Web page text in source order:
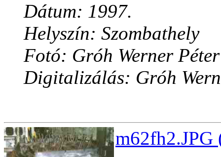
Dátum: 1997.
Helyszín: Szombathely
Fotó: Gróh Werner Péter
Digitalizálás: Gróh
m62fh2.JPG